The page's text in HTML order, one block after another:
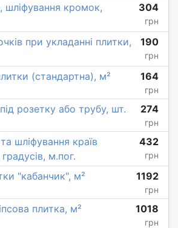
шліфування кромок,
304
грн
при укладанні плитки,
190
грн
(стандартна), м² 164
грн
розетку або трубу, шт. 274
грн
шліфування країв
м.пог.
432
грн
"кабанчик", м² 1192
грн
плитка, м² 1018
грн